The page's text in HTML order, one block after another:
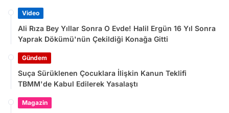
Video
Ali Rıza Bey Yıllar Sonra O Evde! Halil Ergün 16 Yıl Sonra
Yaprak Dökümü'nün Çekildiği Konağa Gitti
Gündem
Suça Sürüklenen Çocuklara İlişkin Kanun Teklifi
TBMM'de Kabul Edilerek Yasalaştı
Magazin